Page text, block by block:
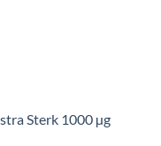
Sterk 1000 µg